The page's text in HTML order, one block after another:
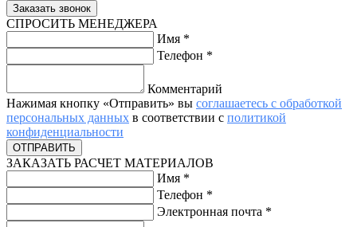
СПРОСИТЬ МЕНЕДЖЕРА
Имя *
Телефон *
Комментарий
Нажимая кнопку «Отправить» вы соглашаетесь с обработкой
персональных данных в соответствии с политикой
конфиденциальности
ЗАКАЗАТЬ РАСЧЕТ МАТЕРИАЛОВ
Имя *
Телефон *
Электронная почта *